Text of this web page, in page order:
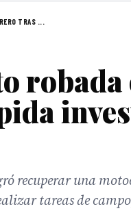
TRAS ...
recuperar una
tareas de